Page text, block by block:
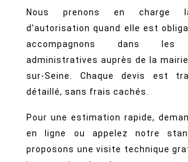
Nous prenons en charge
d’autorisation quand elle est
accompagnons dans les
administratives auprès de la
sur-Seine. Chaque devis est
détaillé, sans frais cachés.
Pour une estimation rapide,
en ligne ou appelez notre
proposons une visite technique